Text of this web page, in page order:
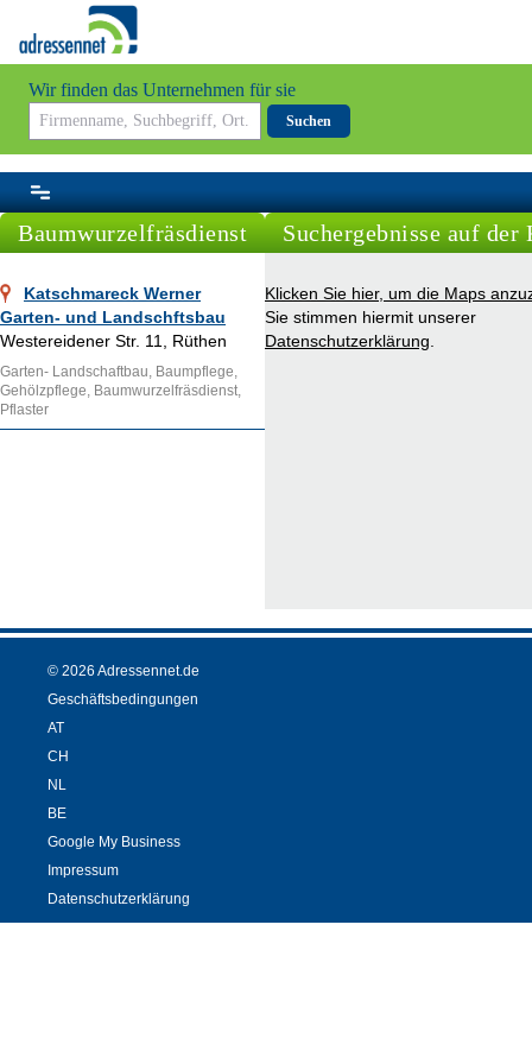
Wir finden das Unternehmen für sie
Suchen
Baumwurzelfräsdienst
Katschmareck Werner
Garten- und Landschftsbau
Westereidener Str. 11, Rüthen
Garten- Landschaftbau, Baumpflege,
Gehölzpflege, Baumwurzelfräsdienst,
Pflaster
Suchergebnisse auf der
Klicken Sie hier, um die Maps
Sie stimmen hiermit unserer
Datenschutzerklärung
© 2026 Adressennet.de
Geschäftsbedingungen
AT
CH
NL
BE
Google My Business
Impressum
Datenschutzerklärung